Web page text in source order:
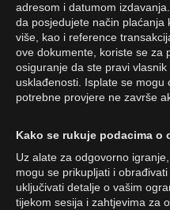
adresom i datumom
da posjedujete način plaćanja
više, kao i reference
ove dokumente, koriste se za
osiguranje da ste pravi
usklađenosti. Isplate se
potrebne provjere ne završe
Kako se rukuje podacima o
Uz alate za odgovorno
mogu se prikupljati i
uključivati detalje o vašim
tijekom sesija i zahtjevima za